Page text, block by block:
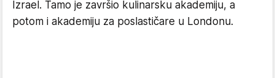
Izrael. Tamo je završio kulinarsku akademiju, a
potom i akademiju za poslastičare u Londonu.